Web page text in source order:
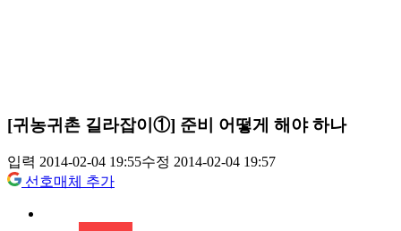
[귀농귀촌 길라잡이①] 준비 어떻게 해야 하나
입력 2014-02-04 19:55수정 2014-02-04 19:57
선호매체 추가